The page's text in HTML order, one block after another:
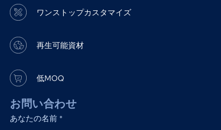
ワンストップカスタマイズ
再生可能資材
低MOQ
お問い合わせ
あなたの名前 *